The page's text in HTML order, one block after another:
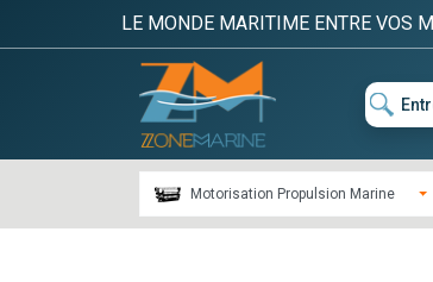
LE MONDE MARITIME ENTRE VOS
Motorisation Propulsion Marine